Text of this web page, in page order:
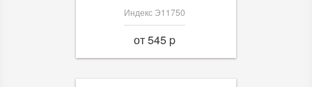
Индекс Э11750
от 545 p